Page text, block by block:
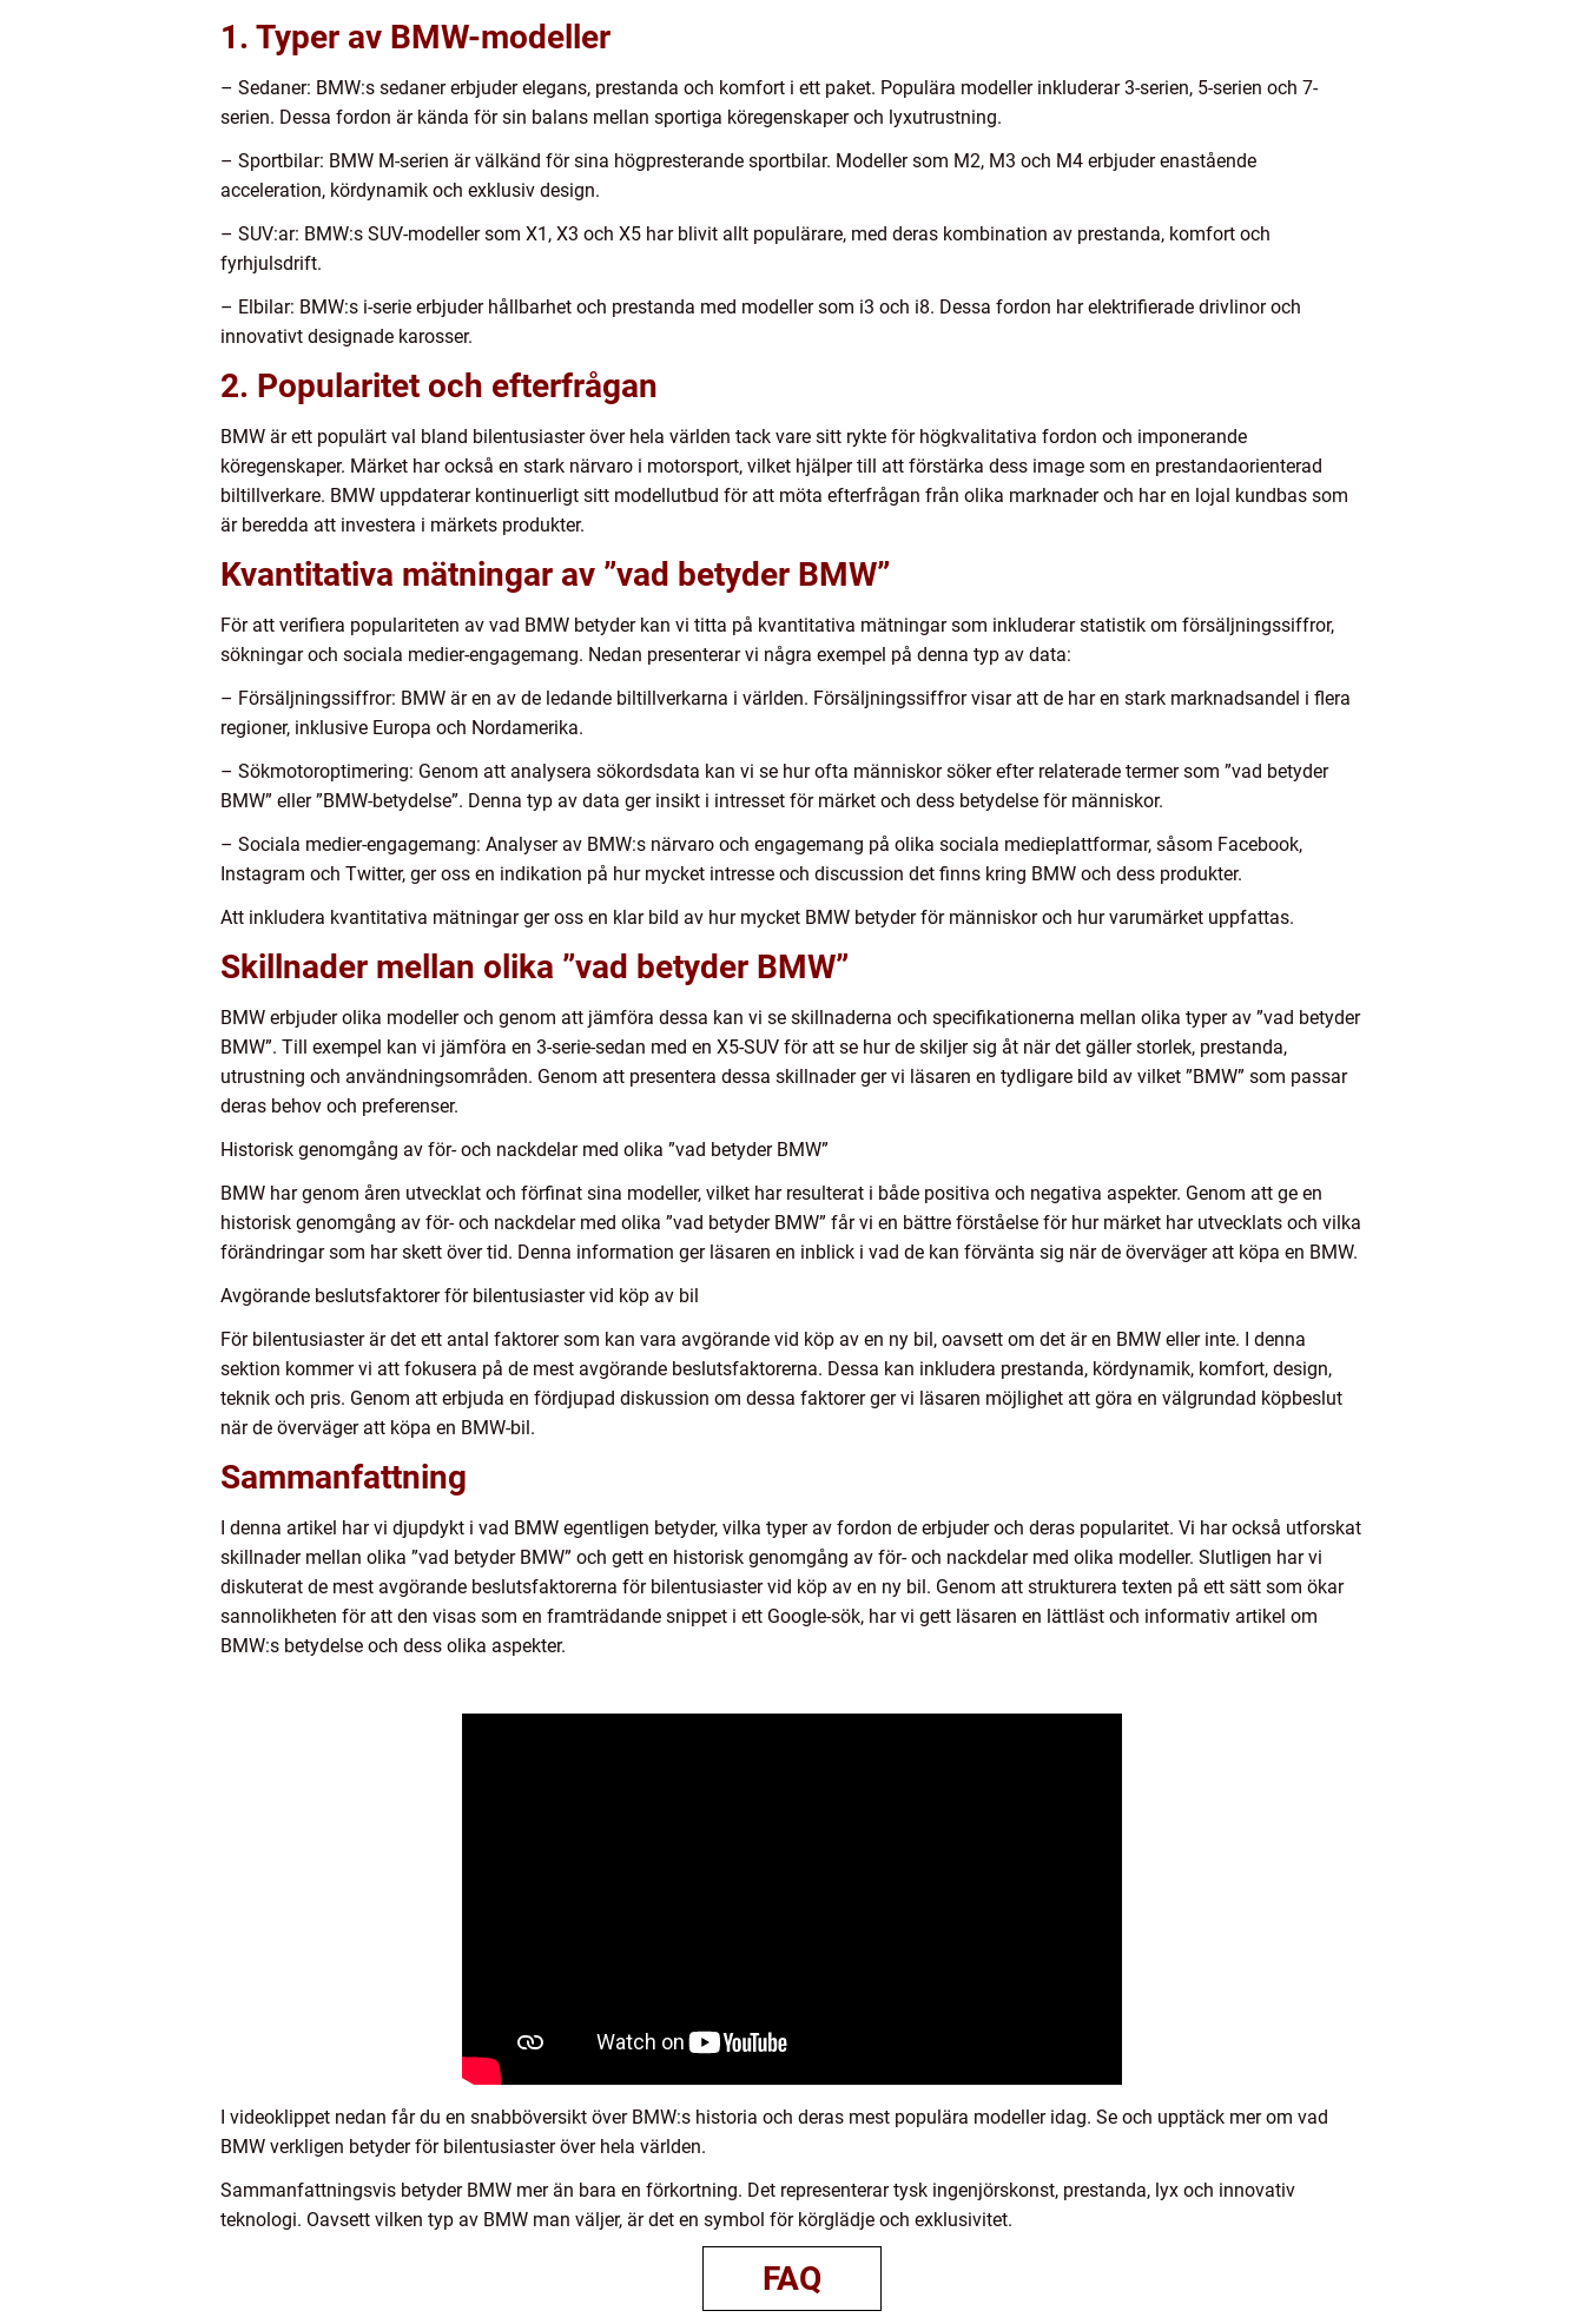
1. Typer av BMW-modeller
– Sedaner: BMW:s sedaner erbjuder elegans, prestanda och komfort i ett paket. Populära modeller inkluderar 3-serien, 5-serien och 7-
serien. Dessa fordon är kända för sin balans mellan sportiga köregenskaper och lyxutrustning.
– Sportbilar: BMW M-serien är välkänd för sina högpresterande sportbilar. Modeller som M2, M3 och M4 erbjuder enastående
acceleration, kördynamik och exklusiv design.
– SUV:ar: BMW:s SUV-modeller som X1, X3 och X5 har blivit allt populärare, med deras kombination av prestanda, komfort och
fyrhjulsdrift.
– Elbilar: BMW:s i-serie erbjuder hållbarhet och prestanda med modeller som i3 och i8. Dessa fordon har elektrifierade drivlinor och
innovativt designade karosser.
2. Popularitet och efterfrågan
BMW är ett populärt val bland bilentusiaster över hela världen tack vare sitt rykte för högkvalitativa fordon och imponerande
köregenskaper. Märket har också en stark närvaro i motorsport, vilket hjälper till att förstärka dess image som en prestandaorienterad
biltillverkare. BMW uppdaterar kontinuerligt sitt modellutbud för att möta efterfrågan från olika marknader och har en lojal kundbas som
är beredda att investera i märkets produkter.
Kvantitativa mätningar av ”vad betyder BMW”
För att verifiera populariteten av vad BMW betyder kan vi titta på kvantitativa mätningar som inkluderar statistik om försäljningssiffror,
sökningar och sociala medier-engagemang. Nedan presenterar vi några exempel på denna typ av data:
– Försäljningssiffror: BMW är en av de ledande biltillverkarna i världen. Försäljningssiffror visar att de har en stark marknadsandel i flera
regioner, inklusive Europa och Nordamerika.
– Sökmotoroptimering: Genom att analysera sökordsdata kan vi se hur ofta människor söker efter relaterade termer som ”vad betyder
BMW” eller ”BMW-betydelse”. Denna typ av data ger insikt i intresset för märket och dess betydelse för människor.
– Sociala medier-engagemang: Analyser av BMW:s närvaro och engagemang på olika sociala medieplattformar, såsom Facebook,
Instagram och Twitter, ger oss en indikation på hur mycket intresse och discussion det finns kring BMW och dess produkter.
Att inkludera kvantitativa mätningar ger oss en klar bild av hur mycket BMW betyder för människor och hur varumärket uppfattas.
Skillnader mellan olika ”vad betyder BMW”
BMW erbjuder olika modeller och genom att jämföra dessa kan vi se skillnaderna och specifikationerna mellan olika typer av ”vad betyder
BMW”. Till exempel kan vi jämföra en 3-serie-sedan med en X5-SUV för att se hur de skiljer sig åt när det gäller storlek, prestanda,
utrustning och användningsområden. Genom att presentera dessa skillnader ger vi läsaren en tydligare bild av vilket ”BMW” som passar
deras behov och preferenser.
Historisk genomgång av för- och nackdelar med olika ”vad betyder BMW”
BMW har genom åren utvecklat och förfinat sina modeller, vilket har resulterat i både positiva och negativa aspekter. Genom att ge en
historisk genomgång av för- och nackdelar med olika ”vad betyder BMW” får vi en bättre förståelse för hur märket har utvecklats och vilka
förändringar som har skett över tid. Denna information ger läsaren en inblick i vad de kan förvänta sig när de överväger att köpa en BMW.
Avgörande beslutsfaktorer för bilentusiaster vid köp av bil
För bilentusiaster är det ett antal faktorer som kan vara avgörande vid köp av en ny bil, oavsett om det är en BMW eller inte. I denna
sektion kommer vi att fokusera på de mest avgörande beslutsfaktorerna. Dessa kan inkludera prestanda, kördynamik, komfort, design,
teknik och pris. Genom att erbjuda en fördjupad diskussion om dessa faktorer ger vi läsaren möjlighet att göra en välgrundad köpbeslut
när de överväger att köpa en BMW-bil.
Sammanfattning
I denna artikel har vi djupdykt i vad BMW egentligen betyder, vilka typer av fordon de erbjuder och deras popularitet. Vi har också utforskat
skillnader mellan olika ”vad betyder BMW” och gett en historisk genomgång av för- och nackdelar med olika modeller. Slutligen har vi
diskuterat de mest avgörande beslutsfaktorerna för bilentusiaster vid köp av en ny bil. Genom att strukturera texten på ett sätt som ökar
sannolikheten för att den visas som en framträdande snippet i ett Google-sök, har vi gett läsaren en lättläst och informativ artikel om
BMW:s betydelse och dess olika aspekter.
I videoklippet nedan får du en snabböversikt över BMW:s historia och deras mest populära modeller idag. Se och upptäck mer om vad
BMW verkligen betyder för bilentusiaster över hela världen.
Sammanfattningsvis betyder BMW mer än bara en förkortning. Det representerar tysk ingenjörskonst, prestanda, lyx och innovativ
teknologi. Oavsett vilken typ av BMW man väljer, är det en symbol för körglädje och exklusivitet.
FAQ